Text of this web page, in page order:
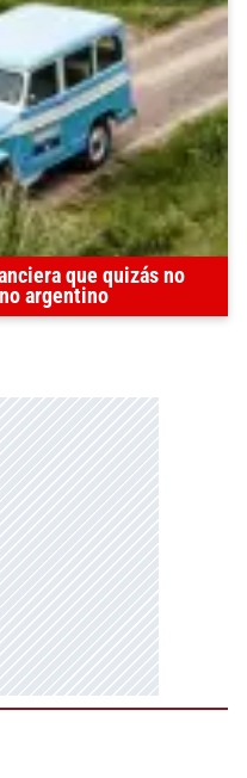
que quizás no
argentino